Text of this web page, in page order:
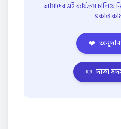
আমাদের এই কার্যক্রম চালিয়ে
একান্ত
❤️ অনুদান
📜 দাতা